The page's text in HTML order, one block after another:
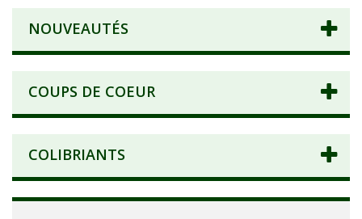
NOUVEAUTÉS
COUPS DE COEUR
COLIBRIANTS